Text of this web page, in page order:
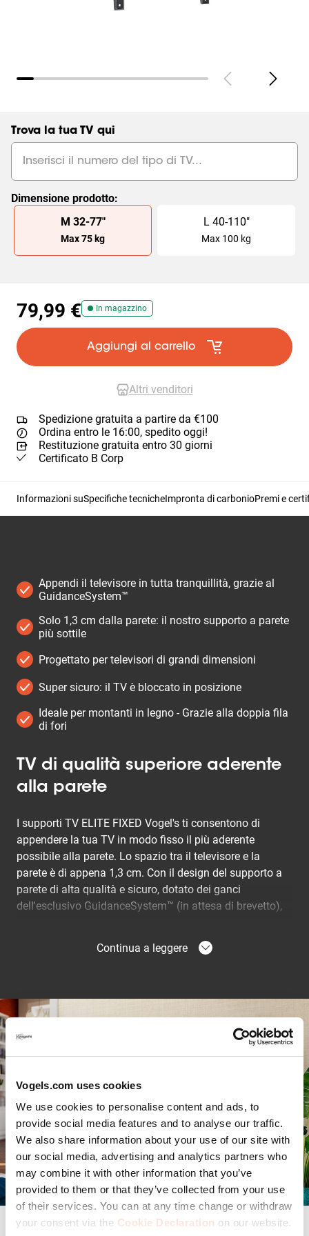
Vogels.com uses cookies
We use cookies to personalise content and ads, to
provide social media features and to analyse our traffic.
We also share information about your use of our site with
our social media, advertising and analytics partners who
may combine it with other information that you’ve
provided to them or that they’ve collected from your use
of their services. You can at any time change or withdraw
your consent via the Cookie Declaration on our website.
Trova la tua TV qui
Dimensione prodotto:
Slide 1 of 2
M 32-77"
Max75 kg
L 40-110"
Max 100 kg
In magazzino
79,99 €
Aggiungi al carrello
Altri venditori
Spedizione gratuita a partire da €100
Ordina entro le 16:00, spedito oggi!
Restituzione gratuita entro 30 giorni
Certificato B Corp
Informazioni suSpecifiche tecnicheImpronta di carbonioPremi e
Appendi il televisore in tutta tranquillità, grazie al
GuidanceSystem™
Solo 1,3 cm dalla parete: il nostro supporto a parete
più sottile
Progettato per televisori di grandi dimensioni
Super sicuro: il TV è bloccato in posizione
Ideale per montanti in legno - Grazie alla doppia fila
di fori
TV di qualità superiore aderente
alla parete
I supporti TV ELITE FIXED Vogel's ti consentono di
appendere la tua TV in modo fisso il più aderente
possibile alla parete. Lo spazio tra il televisore e la
parete è di appena 1,3 cm. Con il design del supporto a
parete di alta qualità e sicuro, dotato dei ganci
dell'esclusivo GuidanceSystem™ (in attesa di brevetto),
Ovviamente, desideri appendere il tuo grande televisore
in modo sicuro. Grazie al GuidanceSystem™ (in attesa di
brevetto), puoi farlo. I ganci guidano facilmente lo
appendere facilmente il tuo televisore di grandi
dimensioni.
Design di alta gamma per ELITE
FIXED
I supporti a parete per TV ELITE Vogel's sono perfetti per
i televisori di fascia alta di grandi dimensioni. Il design di
ELITE FIXED è un mix di eleganza e pura potenza.
Continua a leggere